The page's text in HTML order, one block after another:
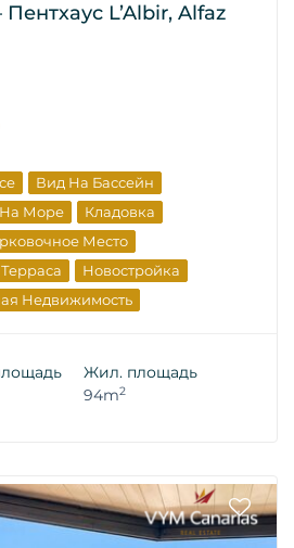
L’Albir, Alfaz
Вид На Бассейн
Море
Кладовка
Место
Терраса
Новостройка
Недвижимость
Жил. площадь
94m2